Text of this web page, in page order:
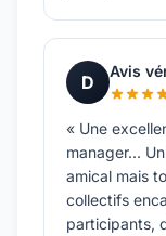
D
Avis
« Une
manager...
amical mais
collectifs
participants,